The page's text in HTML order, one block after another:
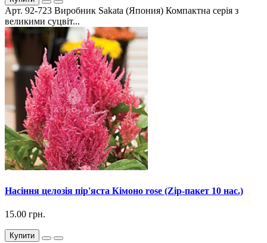
Арт. 92-723 Виробник Sakata (Япония) Компактна серія з
великими суцвіт...
Насіння целозія пір'яста Кімоно rose (Zip-пакет 10 нас.)
15.00 грн.
Купити